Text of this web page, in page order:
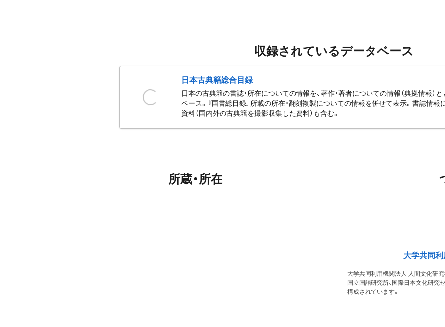
収録されているデータベース
日本古典籍総合目録
日本の古典籍の書誌・所在についての情報を、著作・著者についての情報（典拠情報）
ベース。『国書総目録』所載の所在・翻刻複製についての情報を併せて表示。書誌情報
資料（国内外の古典籍を撮影収集した資料）も含む。
所蔵・所在
大学共同
大学共同利用機関法人 人間文化研究
国立国語研究所、国際日本文化研究
構成されています。